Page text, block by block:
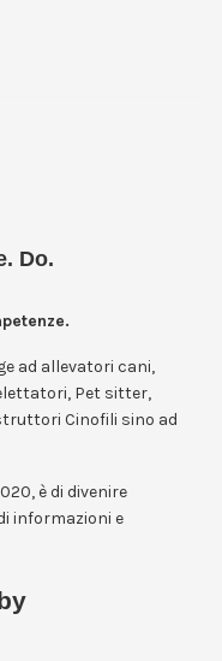
Do.
ad allevatori cani,
Pet sitter,
Cinofili sino ad
è di divenire
informazioni e